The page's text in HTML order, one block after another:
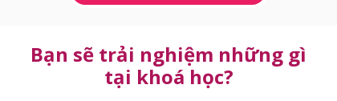
Bạn sẽ trải nghiệm những gì
tại khoá học?